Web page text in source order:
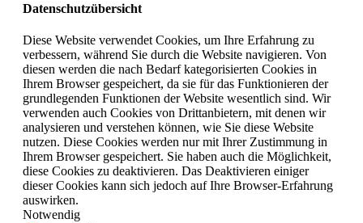
Datenschutzübersicht
Diese Website verwendet Cookies, um Ihre Erfahrung zu
verbessern, während Sie durch die Website navigieren. Von
diesen werden die nach Bedarf kategorisierten Cookies in
Ihrem Browser gespeichert, da sie für das Funktionieren der
grundlegenden Funktionen der Website wesentlich sind. Wir
verwenden auch Cookies von Drittanbietern, mit denen wir
analysieren und verstehen können, wie Sie diese Website
nutzen. Diese Cookies werden nur mit Ihrer Zustimmung in
Ihrem Browser gespeichert. Sie haben auch die Möglichkeit,
diese Cookies zu deaktivieren. Das Deaktivieren einiger
dieser Cookies kann sich jedoch auf Ihre Browser-Erfahrung
auswirken.
Notwendig